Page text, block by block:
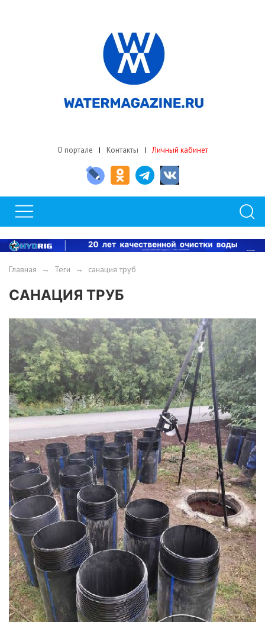
О портале Контакты Личный кабинет
Главная → Теги → санация труб
САНАЦИЯ ТРУБ